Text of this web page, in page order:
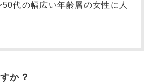
代の幅広い年齢層の女性に人
か？